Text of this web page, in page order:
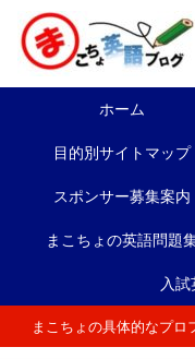
ホーム
目的別サイトマップ
スポンサー募集案内
まこちょの英語問題
入
まこちょの具体的なプロ